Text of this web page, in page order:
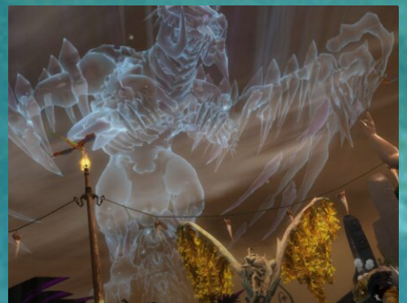
Dragon“-
Version
ingame